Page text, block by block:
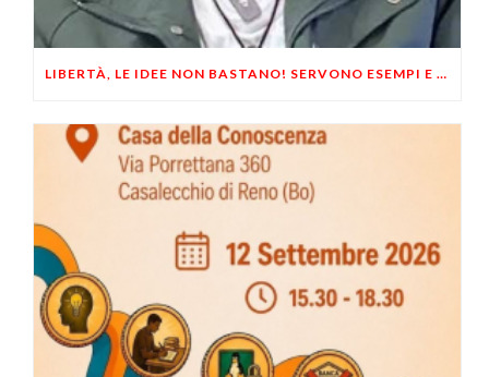
LIBERTÀ, LE IDEE NON BASTANO! SERVONO ESEMPI E UN PO’ DI COERENZA